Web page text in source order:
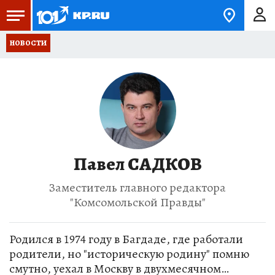
НОВОСТИ
Павел САДКОВ
Заместитель главного редактора
"Комсомольской Правды"
Родился в 1974 году в Багдаде, где работали
родители, но "историческую родину" помню
смутно, уехал в Москву в двухмесячном